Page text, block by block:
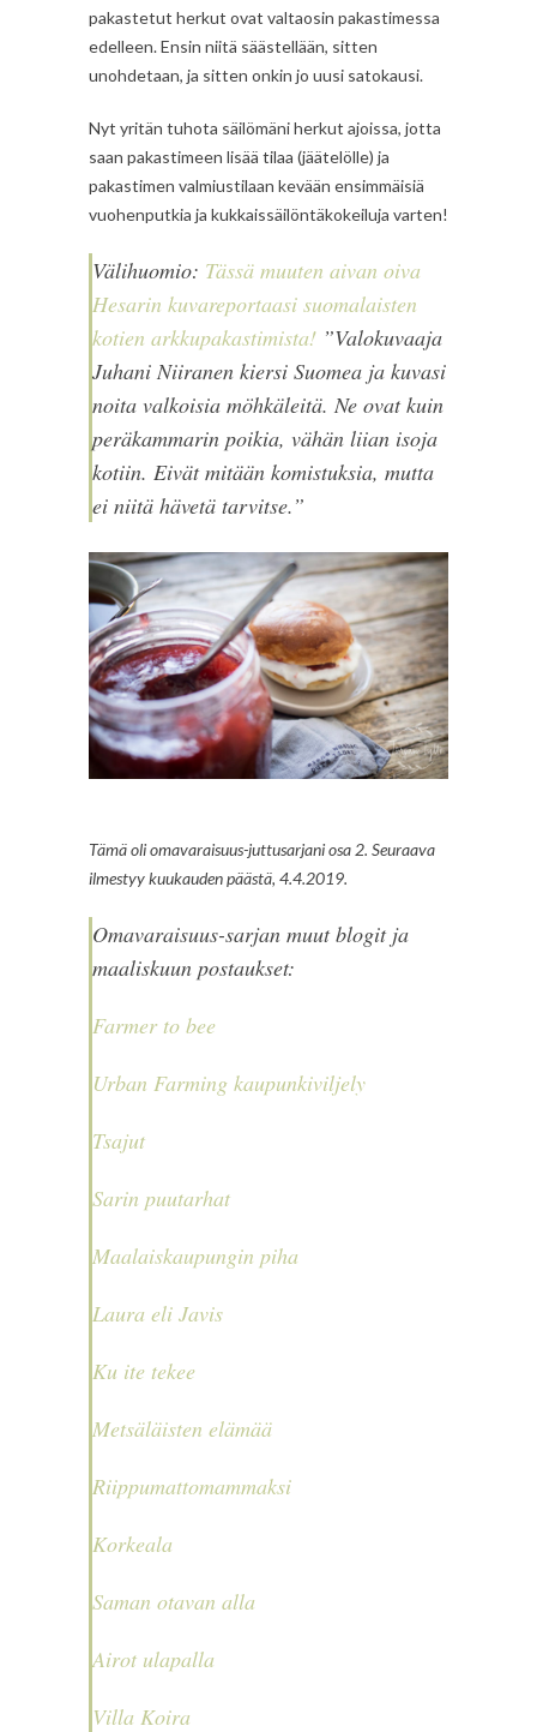
pakastetut herkut ovat valtaosin pakastimessa
edelleen. Ensin niitä säästellään, sitten
unohdetaan, ja sitten onkin jo uusi satokausi.
Nyt yritän tuhota säilömäni herkut ajoissa, jotta
saan pakastimeen lisää tilaa (jäätelölle) ja
pakastimen valmiustilaan kevään ensimmäisiä
vuohenputkia ja kukkaissäilöntäkokeiluja varten!
Välihuomio: Tässä muuten aivan oiva
Hesarin kuvareportaasi suomalaisten
kotien arkkupakastimista! ”Valokuvaaja
Juhani Niiranen kiersi Suomea ja kuvasi
noita valkoisia möhkäleitä. Ne ovat kuin
peräkammarin poikia, vähän liian isoja
kotiin. Eivät mitään komistuksia, mutta
ei niitä hävetä tarvitse.”
Tämä oli omavaraisuus-juttusarjani osa 2. Seuraava
ilmestyy kuukauden päästä, 4.4.2019.
Omavaraisuus-sarjan muut blogit ja
maaliskuun postaukset:
Farmer to bee
Urban Farming kaupunkiviljely
Tsajut
Sarin puutarhat
Maalaiskaupungin piha
Laura eli Javis
Ku ite tekee
Metsäläisten elämää
Riippumattomammaksi
Korkeala
Saman otavan alla
Airot ulapalla
Villa Koira